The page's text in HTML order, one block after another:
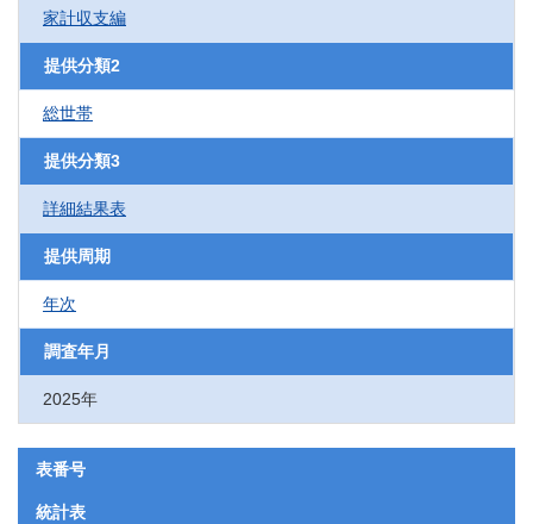
家計収支編
提供分類2
総世帯
提供分類3
詳細結果表
提供周期
年次
調査年月
2025年
表番号
統計表